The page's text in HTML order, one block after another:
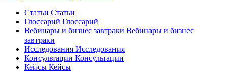
Статьи Статьи
Глоссарий Глоссарий
Вебинары и бизнес завтраки Вебинары и бизнес
завтраки
Исследования Исследования
Консультации Консультации
Кейсы Кейсы